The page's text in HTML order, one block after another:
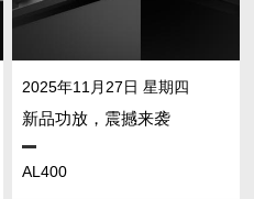
2025年11月27日 星期四
新品功放，震撼来袭
AL400